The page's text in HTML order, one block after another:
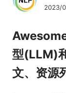
2023/
型(LLM)
文、资源